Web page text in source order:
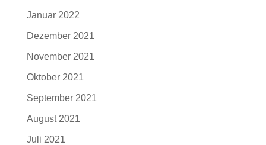
Januar 2022
Dezember 2021
November 2021
Oktober 2021
September 2021
August 2021
Juli 2021